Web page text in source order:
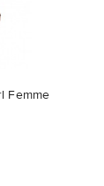
Femme